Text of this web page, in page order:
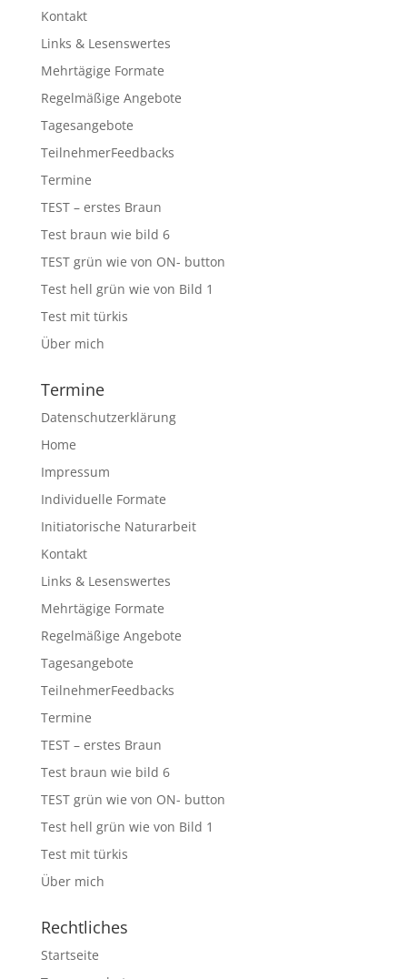
Kontakt
Links & Lesenswertes
Mehrtägige Formate
Regelmäßige Angebote
Tagesangebote
TeilnehmerFeedbacks
Termine
TEST – erstes Braun
Test braun wie bild 6
TEST grün wie von ON- button
Test hell grün wie von Bild 1
Test mit türkis
Über mich
Termine
Datenschutzerklärung
Home
Impressum
Individuelle Formate
Initiatorische Naturarbeit
Kontakt
Links & Lesenswertes
Mehrtägige Formate
Regelmäßige Angebote
Tagesangebote
TeilnehmerFeedbacks
Termine
TEST – erstes Braun
Test braun wie bild 6
TEST grün wie von ON- button
Test hell grün wie von Bild 1
Test mit türkis
Über mich
Rechtliches
Startseite